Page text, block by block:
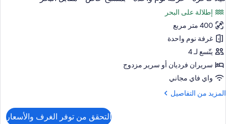
جميع
صور
فيلا
فاخرة
-
غرفة
نوم
واحدة
-
إطلالة على البحر
400 متر مربع
غرفة نوم واحدة
يتّسع لـ 4
سريران فرديان‫‬ أو سرير مزدوج
واي فاي مجاني
المزيد من التفاصيل
المزيد
التحقق من توفر الغرف والأسعار